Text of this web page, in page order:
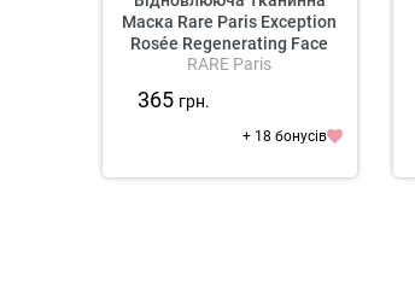
Маска Rare Paris Exception
Rosée Regenerating Face
Mask
RARE Paris
365 грн.
+ 18 бонусів